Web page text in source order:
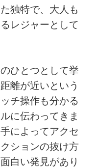
独特で、大人も
レジャーとして
ひとつとして挙
離が近いという
チ操作も分かる
に伝わってきま
によってアクセ
ションの抜け方
白い発見があり